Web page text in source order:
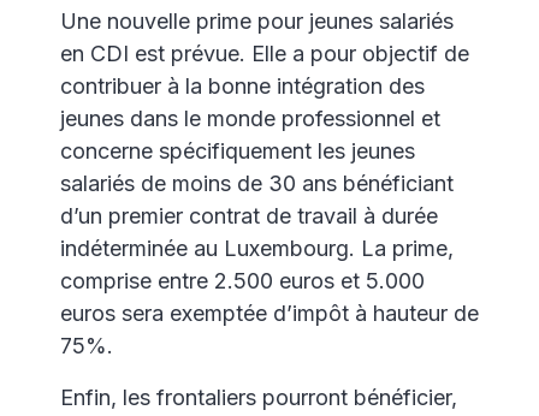
Une nouvelle prime pour jeunes salariés
en CDI est prévue. Elle a pour objectif de
contribuer à la bonne intégration des
jeunes dans le monde professionnel et
concerne spécifiquement les jeunes
salariés de moins de 30 ans bénéficiant
d’un premier contrat de travail à durée
indéterminée au Luxembourg. La prime,
comprise entre 2.500 euros et 5.000
euros sera exemptée d’impôt à hauteur de
75%.
Enfin, les frontaliers pourront bénéficier,